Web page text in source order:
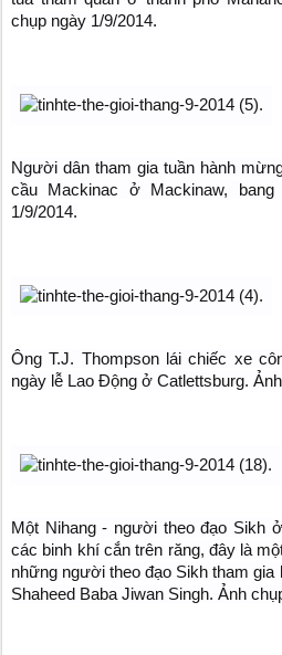
chụp ngày 1/9/2014.
Người dân tham gia tuần hành
cầu Mackinac ở Mackinaw,
1/9/2014.
Ông T.J. Thompson lái chiếc xe
ngày lễ Lao Động ở Catlettsburg.
Một Nihang - người theo đạo Sikh
các binh khí cắn trên răng, đây là
những người theo đạo Sikh tham
Shaheed Baba Jiwan Singh. Ảnh